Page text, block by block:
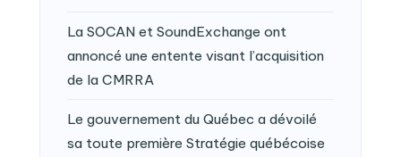
La SOCAN et SoundExchange ont
annoncé une entente visant l’acquisition
de la CMRRA
Le gouvernement du Québec a dévoilé
sa toute première Stratégie québécoise